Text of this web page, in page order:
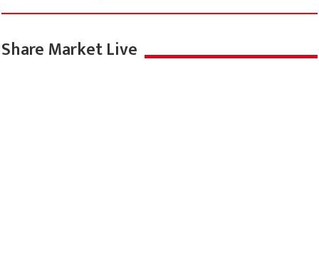
Share Market Live